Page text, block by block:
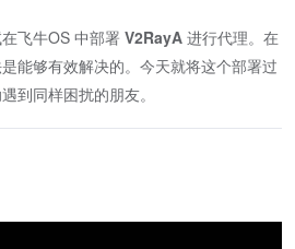
飞牛OS 中部署 V2RayA 进行代理。在
能够有效解决的。今天就将这个部署过
到同样困扰的朋友。